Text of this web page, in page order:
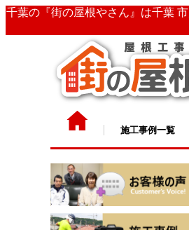
千葉の『街の屋根やさん』は千葉
施工事例一覧